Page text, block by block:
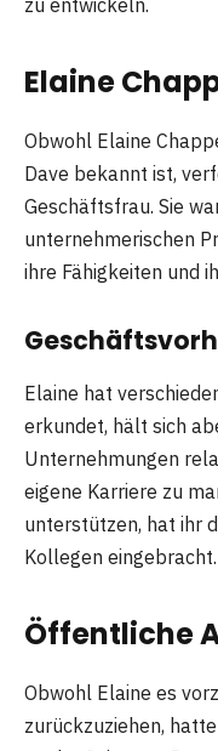
Elaine
Obwohl Elaine
Dave bekannt ist,
Geschäftsfrau. Sie
unternehmerischen
ihre Fähigkeiten und
Elaine hat
erkundet, hält sich
Unternehmungen
eigene Karriere zu
unterstützen, hat ihr
Kollegen eingebracht.
Öffentliche
Obwohl Elaine es
zurückzuziehen,